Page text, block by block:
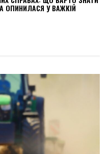
ОПИНИЛАСЯ У ВАЖКІЙ